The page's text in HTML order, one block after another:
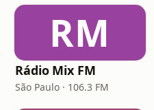
RM
Rádio Mix FM
São Paulo · 106.3 FM